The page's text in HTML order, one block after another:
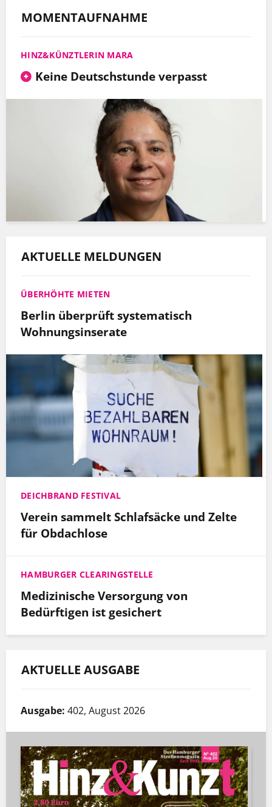
MOMENTAUFNAHME
HINZ&KÜNZTLERIN MARA
Keine Deutschstunde verpasst
AKTUELLE MELDUNGEN
ÜBERHÖHTE MIETEN
Berlin überprüft systematisch
Wohnungsinserate
DEICHBRAND FESTIVAL
Verein sammelt Schlafsäcke und Zelte
für Obdachlose
HAMBURGER CLEARINGSTELLE
Medizinische Versorgung von
Bedürftigen ist gesichert
AKTUELLE AUSGABE
Ausgabe: 402, August 2026